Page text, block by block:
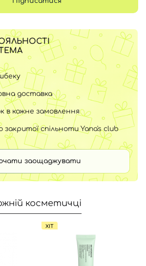
доставка
в кожне замовлення
закритої спільноти Yana's club
заощаджувати
косметичці
ХІТ